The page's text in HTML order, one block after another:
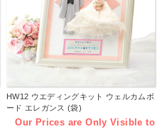
HW12 ウエディングキット ウェルカムボ
ード エレガンス (袋)
Our Prices are Only Visible to